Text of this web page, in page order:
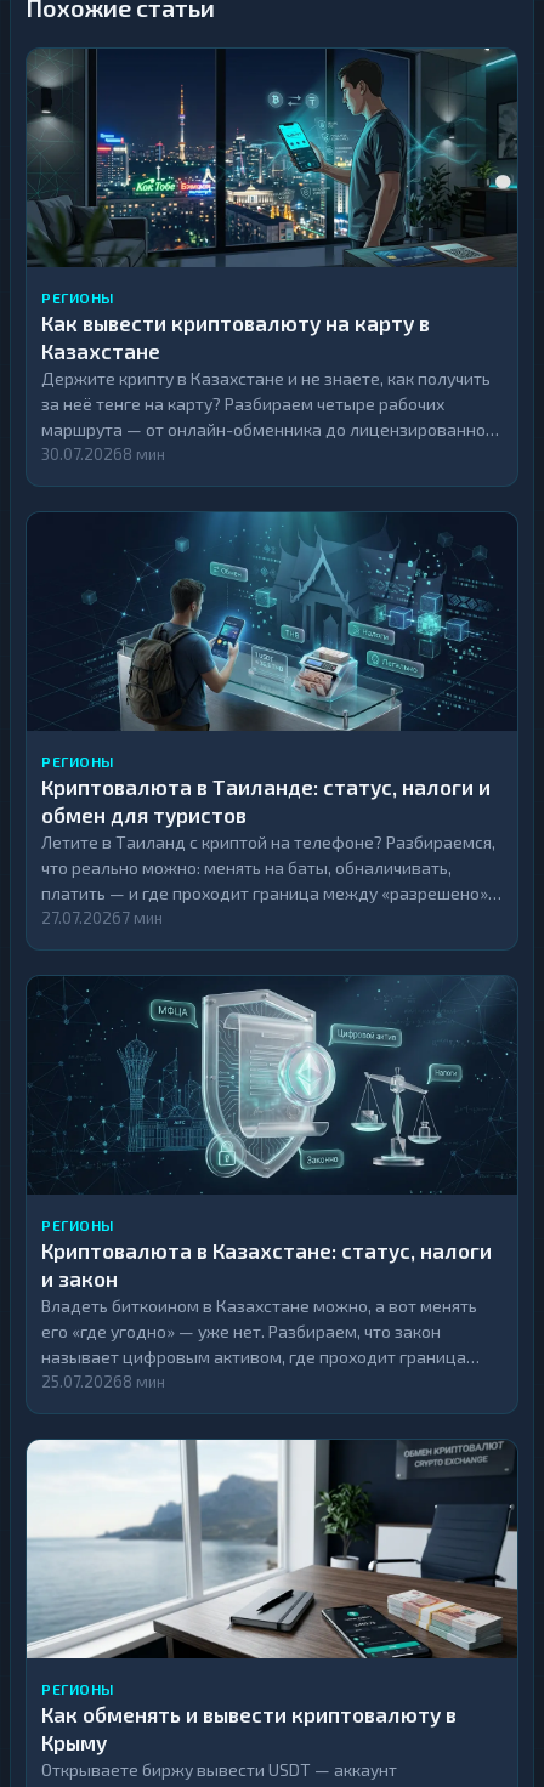
Похожие статьи
РЕГИОНЫ
Как вывести криптовалюту на карту в
Казахстане
Держите крипту в Казахстане и не знаете, как получить
за неё тенге на карту? Разбираем четыре рабочих
маршрута — от онлайн-обменника до лицензированной
биржи, — считаем, сколько дойдёт до карты, и
30.07.20268 мин
РЕГИОНЫ
Криптовалюта в Таиланде: статус, налоги и
обмен для туристов
Летите в Таиланд с криптой на телефоне? Разбираемся,
что реально можно: менять на баты, обналичивать,
платить — и где проходит граница между «разрешено» и
«на свой риск».
27.07.20267 мин
РЕГИОНЫ
Криптовалюта в Казахстане: статус, налоги
и закон
Владеть биткоином в Казахстане можно, а вот менять
его «где угодно» — уже нет. Разбираем, что закон
называет цифровым активом, где проходит граница
легального оборота и сколько налога придётся
25.07.20268 мин
РЕГИОНЫ
Как обменять и вывести криптовалюту в
Крыму
Открываете биржу вывести USDT — аккаунт